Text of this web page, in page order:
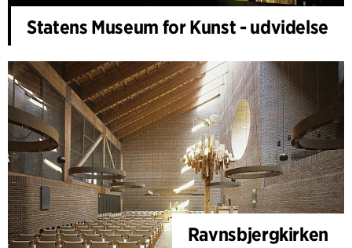
Statens Museum for Kunst - udvidelse
Ravnsbjergkirken